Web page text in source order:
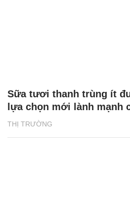
THỊ TRƯỜNG
Sữa tươi thanh trùng ít
lựa chọn mới lành mạnh